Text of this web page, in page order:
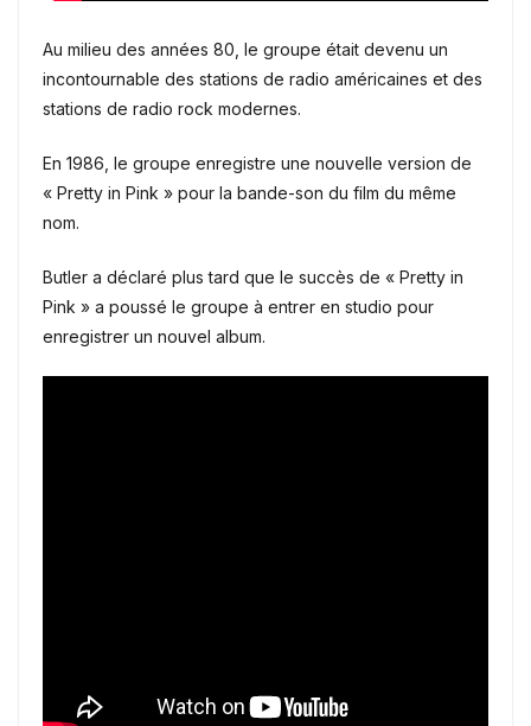
Au milieu des années 80, le groupe était devenu un
incontournable des stations de radio américaines et des
stations de radio rock modernes.
En 1986, le groupe enregistre une nouvelle version de
« Pretty in Pink » pour la bande-son du film du même
nom.
Butler a déclaré plus tard que le succès de « Pretty in
Pink » a poussé le groupe à entrer en studio pour
enregistrer un nouvel album.